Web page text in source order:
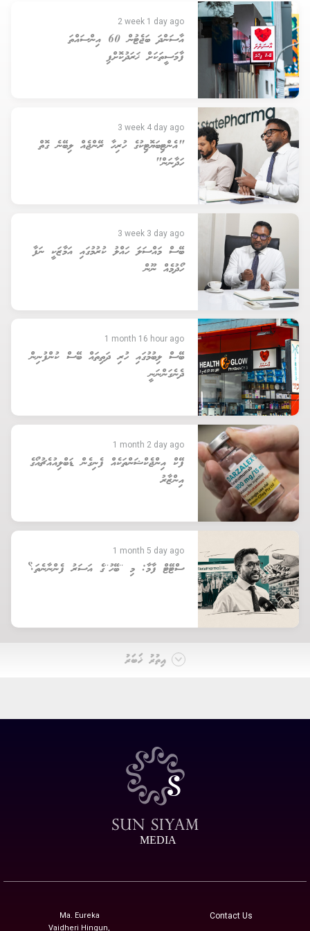
2 week 1 day ago
އާސަންދަ ބަޖެޓުން 60 އިންސައްތަ
ފާމަސީތަކަށް ޚަރަދުކޮށްފި
3 week 4 day ago
"އެންޓިބަޔޮޓިކުގެ ހުރިހާ ރޭންޖެއް ލިބޭނެ ގޮތް
ހަދާނަން"
3 week 3 day ago
ބޭސް މައްސަލަ ހައްލު ކުރުމުގައި އަމާޒަކީ ނަފާ
ހޯދުމެއް ނޫން
1 month 16 hour ago
ބޭސް ލިބުމުގައި ހުރި ދަތިތައް ބޭސް ކުންފުނިން
ދެނެގަންނަނީ
1 month 2 day ago
ފޭކް އިންޖެކްޝަންތަކެއް ފެނިގެން ޑަބްލިއުއެޗުއޯގެ
އިންޒާރު
1 month 5 day ago
ސްޓޭޓް ފާމާ: މި ''ބޭހު''ގެ އަސަރު ފެންނާނެތަ؟
އިތުރު ޚަބަރު
MEDIA
Ma. Eureka
Vaidheri Hingun,
Contact Us